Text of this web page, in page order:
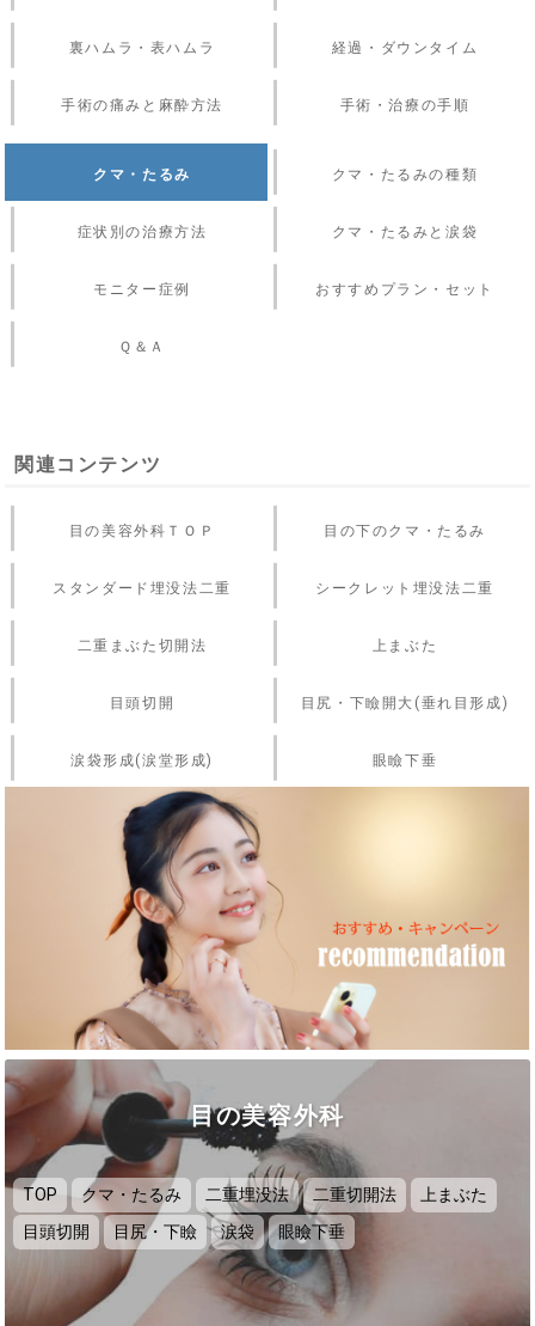
裏ハムラ・表ハムラ 経過・ダウンタイム
手術の痛みと麻酔方法 手術・治療の手順
クマ・たるみ クマ・たるみの種類
症状別の治療方法 クマ・たるみと涙袋
モニター症例 おすすめプラン・セット
Ｑ＆Ａ
関連コンテンツ
目の美容外科ＴＯＰ 目の下のクマ・たるみ
スタンダード埋没法二重 シークレット埋没法二重
二重まぶた切開法 上まぶた
目頭切開 目尻・下瞼開大(垂れ目形成)
涙袋形成(涙堂形成) 眼瞼下垂
目の美容外科
TOP クマ・たるみ 二重埋没法 二重切開法
上まぶた
目頭切開
目尻・下瞼 涙袋 眼瞼下垂